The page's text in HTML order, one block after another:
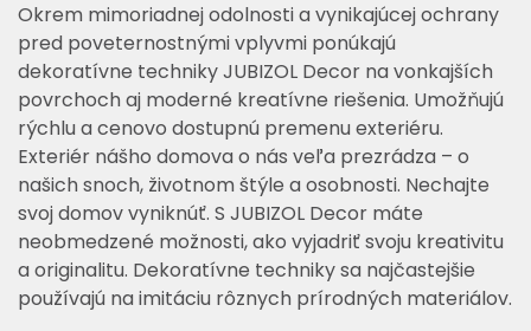
Okrem mimoriadnej odolnosti a vynikajúcej ochrany
pred poveternostnými vplyvmi ponúkajú
dekoratívne techniky JUBIZOL Decor na vonkajších
povrchoch aj moderné kreatívne riešenia. Umožňujú
rýchlu a cenovo dostupnú premenu exteriéru.
Exteriér nášho domova o nás veľa prezrádza – o
našich snoch, životnom štýle a osobnosti. Nechajte
svoj domov vyniknúť. S JUBIZOL Decor máte
neobmedzené možnosti, ako vyjadriť svoju kreativitu
a originalitu. Dekoratívne techniky sa najčastejšie
používajú na imitáciu rôznych prírodných materiálov.